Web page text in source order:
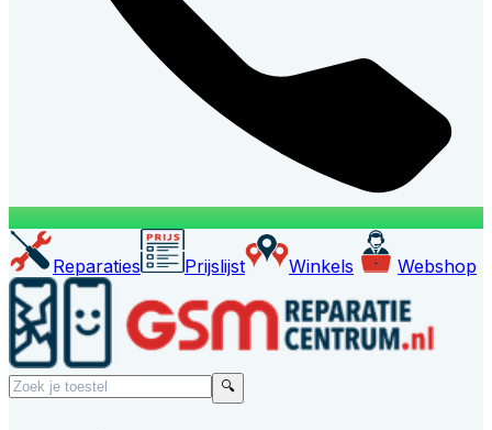
Reparaties Prijslijst Winkels Webshop
🔍